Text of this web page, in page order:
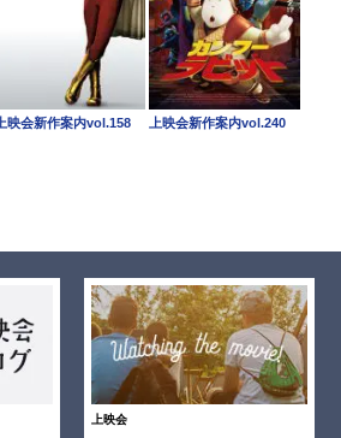
上映会新作案内vol.158 上映会新作案内vol.240
上映会